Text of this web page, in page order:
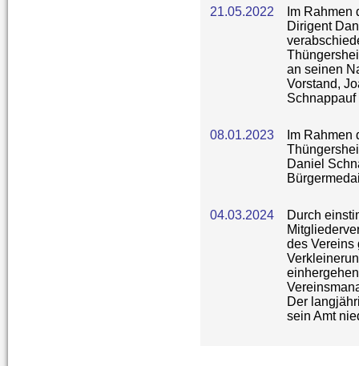
21.05.2022
Im
Dirigent
an seinen
Vorstand,
08.01.2023
Im
Daniel
04.03.2024
Durch
des Vereins
Der
sein Amt